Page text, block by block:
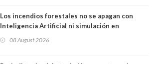
Los incendios forestales no se apagan con
Inteligencia Artificial ni simulación en
Magister en Asentamientos Humanos PUC
08 August 2026